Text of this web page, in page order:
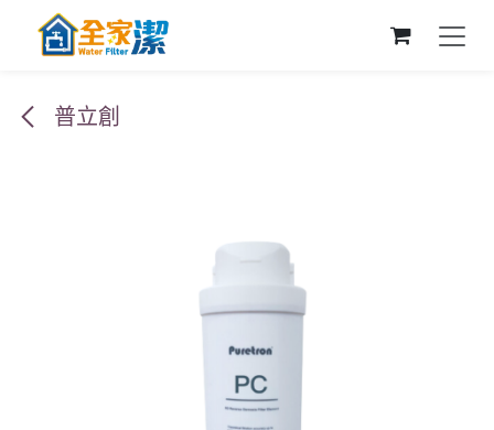
跳至內容
普立創